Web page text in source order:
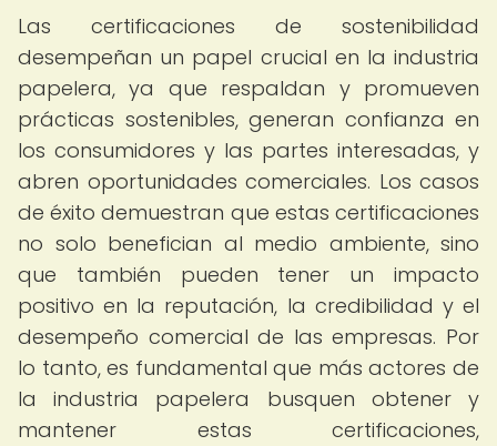
Las certificaciones de sostenibilidad
desempeñan un papel crucial en la industria
papelera, ya que respaldan y promueven
prácticas sostenibles, generan confianza en
los consumidores y las partes interesadas, y
abren oportunidades comerciales. Los casos
de éxito demuestran que estas certificaciones
no solo benefician al medio ambiente, sino
que también pueden tener un impacto
positivo en la reputación, la credibilidad y el
desempeño comercial de las empresas. Por
lo tanto, es fundamental que más actores de
la industria papelera busquen obtener y
mantener estas certificaciones,